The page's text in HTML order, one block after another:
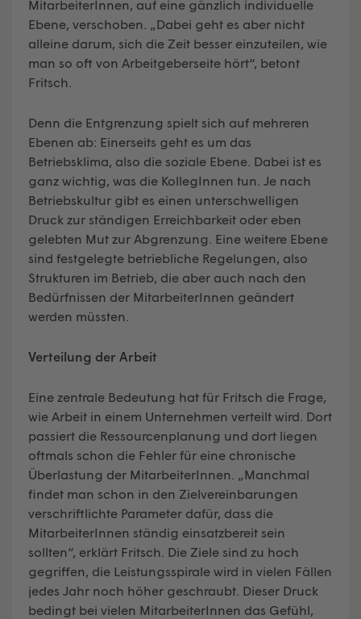
MitarbeiterInnen, auf eine gänzlich individuelle
Ebene, verschoben. „Dabei geht es aber nicht
alleine darum, sich die Zeit besser einzuteilen, wie
man so oft von Arbeitgeberseite hört“, betont
Fritsch.
Denn die Entgrenzung spielt sich auf mehreren
Ebenen ab: Einerseits geht es um das
Betriebsklima, also die soziale Ebene. Dabei ist es
ganz wichtig, was die KollegInnen tun. Je nach
Betriebskultur gibt es einen unterschwelligen
Druck zur ständigen Erreichbarkeit oder eben
gelebten Mut zur Abgrenzung. Eine weitere Ebene
sind festgelegte betriebliche Regelungen, also
Strukturen im Betrieb, die aber auch nach den
Bedürfnissen der MitarbeiterInnen geändert
werden müssten.
Verteilung der Arbeit
Eine zentrale Bedeutung hat für Fritsch die Frage,
wie Arbeit in einem Unternehmen verteilt wird. Dort
passiert die Ressourcenplanung und dort liegen
oftmals schon die Fehler für eine chronische
Überlastung der MitarbeiterInnen. „Manchmal
findet man schon in den Zielvereinbarungen
verschriftlichte Parameter dafür, dass die
MitarbeiterInnen ständig einsatzbereit sein
sollten“, erklärt Fritsch. Die Ziele sind zu hoch
gegriffen, die Leistungsspirale wird in vielen Fällen
jedes Jahr noch höher geschraubt. Dieser Druck
bedingt bei vielen MitarbeiterInnen das Gefühl,